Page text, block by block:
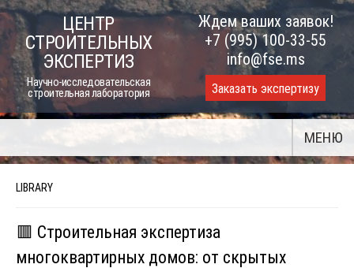
Skip
to
content
ЦЕНТР
СТРОИТЕЛЬНЫХ
ЭКСПЕРТИЗ
Научно-исследовательская
строительная лаборатория
Ждем ваших заявок!
+7 (995) 100-33-55
info@fse.ms
Заказать экспертизу
МЕНЮ
LIBRARY
🟥 Строительная экспертиза
многоквартирных домов: от скрытых